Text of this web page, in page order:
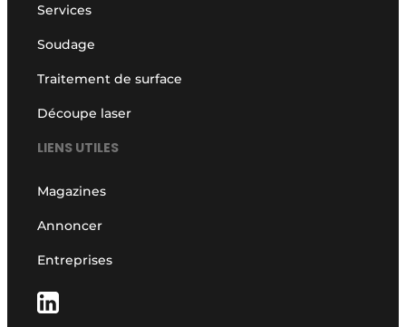
Services
Soudage
Traitement de surface
Découpe laser
LIENS UTILES
Magazines
Annoncer
Entreprises